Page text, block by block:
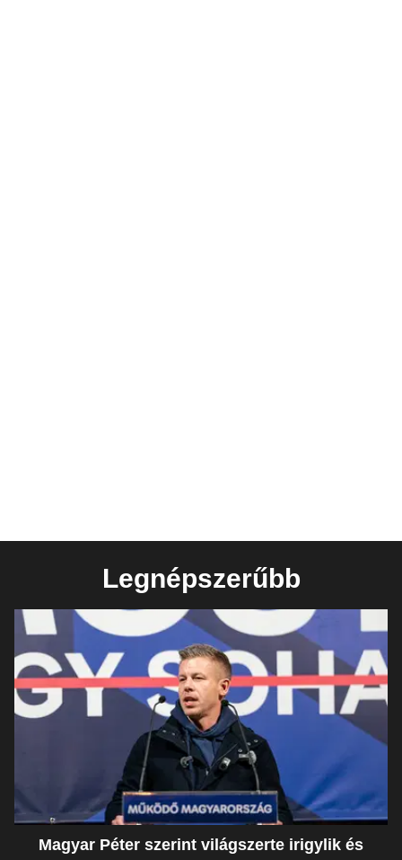
Legnépszerűbb
Magyar Péter szerint világszerte irigylik és